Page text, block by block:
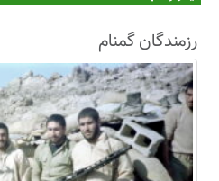
رزمندگان گمنام